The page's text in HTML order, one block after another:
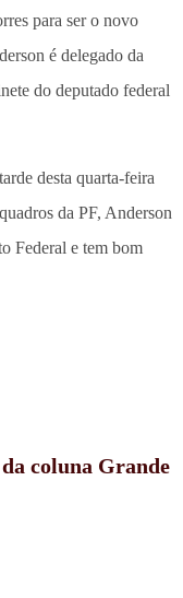
para ser o novo
é delegado da
do deputado federal
desta quarta-feira
da PF, Anderson
Federal e tem bom
coluna Grande